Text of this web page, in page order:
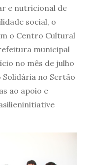
e nutricional de
social, o
o Centro Cultural
municipal
no mês de julho
Solidária no Sertão
ao apoio e